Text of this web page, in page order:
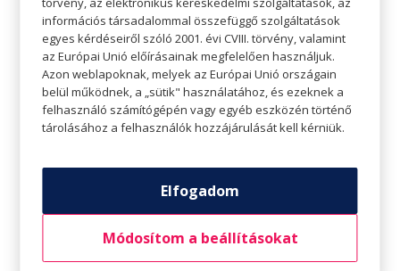
információs társadalommal összefüggő szolgáltatások
egyes kérdéseiről szóló 2001. évi CVIII. törvény, valamint
az Európai Unió előírásainak megfelelően használjuk.
Azon weblapoknak, melyek az Európai Unió országain
belül működnek, a „sütik" használatához, és ezeknek a
felhasználó számítógépén vagy egyéb eszközén történő
tárolásához a felhasználók hozzájárulását kell kérniük.
Elfogadom
Módosítom a beállításokat